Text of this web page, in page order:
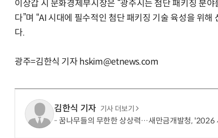
이상갑 시 문화경제부시장은 “광주시는 첨단 패키징 분
다”며 “AI 시대에 필수적인 첨단 패키징 기술 육성을 위
다.
광주=김한식 기자 hskim@etnews.com
김한식 기자 기사 더보기
꿈나무들의 무한한 상상력…새만금개발청, '2026